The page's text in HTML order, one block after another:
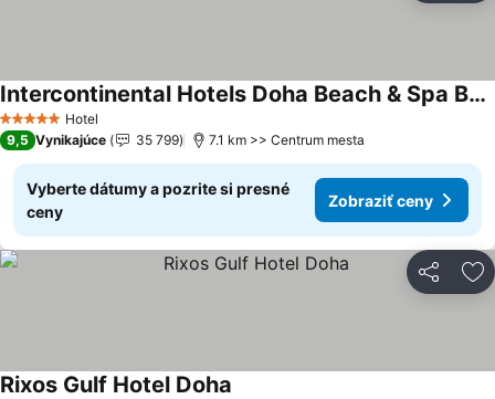
5 Počet hviezdičiek
Hotel
Intercontinental Hotels Doha Beach & Spa By Ihg
9,5 Vynikajúce 35 799 7.1 km >> Centrum mesta
Vyberte dátumy a pozrite si presné
ceny
Zobraziť ceny
Zdieľať
Rixos Gulf Hotel Doha